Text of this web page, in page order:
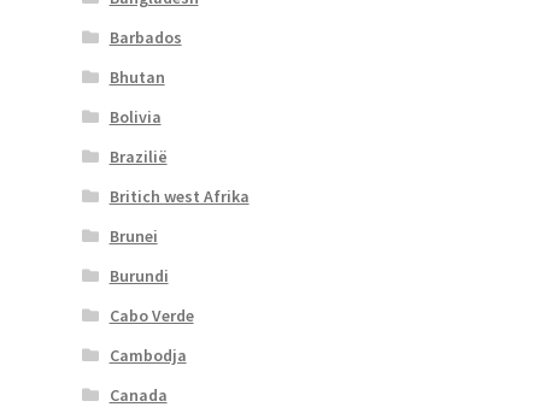
Barbados
Bhutan
Bolivia
Brazilië
Britich west Afrika
Brunei
Burundi
Cabo Verde
Cambodja
Canada